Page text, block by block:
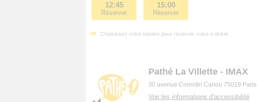
12:45
Réserver
15:00
Réserver
Choisissez votre horaire pour réserver votre e-ticket.
Pathé La Villette - IMAX
30 avenue Corentin Cariou 75019 Paris
Voir les informations d'accessibilité